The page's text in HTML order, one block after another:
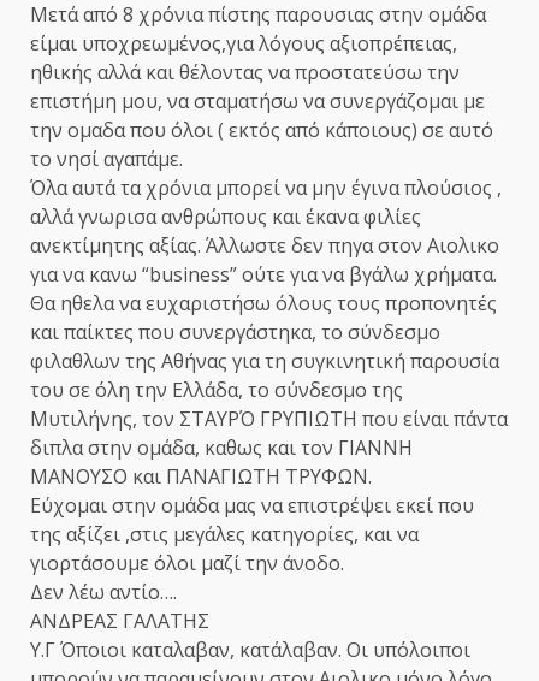
Μετά από 8 χρόνια πίστης παρουσιας στην ομάδα
είμαι υποχρεωμένος,για λόγους αξιοπρέπειας,
ηθικής αλλά και θέλοντας να προστατεύσω την
επιστήμη μου, να σταματήσω να συνεργάζομαι με
την ομαδα που όλοι ( εκτός από κάποιους) σε αυτό
το νησί αγαπάμε.
Όλα αυτά τα χρόνια μπορεί να μην έγινα πλούσιος ,
αλλά γνωρισα ανθρώπους και έκανα φιλίες
ανεκτίμητης αξίας. Άλλωστε δεν πηγα στον Αιολικο
για να κανω “business” ούτε για να βγάλω χρήματα.
Θα ηθελα να ευχαριστήσω όλους τους προπονητές
και παίκτες που συνεργάστηκα, το σύνδεσμο
φιλαθλων της Αθήνας για τη συγκινητική παρουσία
του σε όλη την Ελλάδα, το σύνδεσμο της
Μυτιλήνης, τον ΣΤΑΥΡΌ ΓΡΥΠΙΩΤΗ που είναι πάντα
διπλα στην ομάδα, καθως και τον ΓΙΑΝΝΗ
ΜΑΝΟΥΣΟ και ΠΑΝΑΓΙΩΤΗ ΤΡΥΦΩΝ.
Εύχομαι στην ομάδα μας να επιστρέψει εκεί που
της αξίζει ,στις μεγάλες κατηγορίες, και να
γιορτάσουμε όλοι μαζί την άνοδο.
Δεν λέω αντίο….
ΑΝΔΡΕΑΣ ΓΑΛΑΤΗΣ
Υ.Γ Όποιοι καταλαβαν, κατάλαβαν. Οι υπόλοιποι